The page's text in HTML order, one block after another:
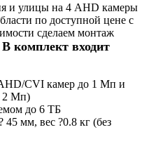
и улицы на 4 AHD камеры
по доступной цене с
сделаем монтаж
В комплект входит
CVI камер до 1 Мп и
2 Мп)
до 6 ТБ
45 мм, вес ?0.8 кг (без